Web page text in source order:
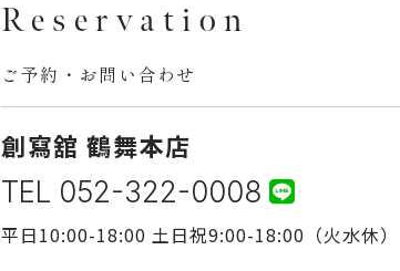
Reservation
ご予約・お問い合わせ
創寫舘 鶴舞本店
TEL 052-322-0008
平日10:00-18:00 土日祝9:00-18:00（火水休）